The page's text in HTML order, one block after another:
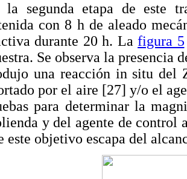
la segunda etapa de este
con 8 h de aleado
durante 20 h. Lafigura 5
Se observa la presencia
una reacción in situ del
por el aire [27] y/o el
para determinar la
y del agente de control
este objetivo escapa del